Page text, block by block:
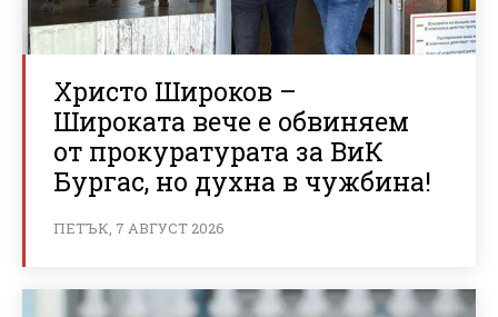
Христо Широков –
Широката вече е обвиняем
от прокуратурата за ВиК
Бургас, но духна в чужбина!
ПЕТЪК, 7 АВГУСТ 2026